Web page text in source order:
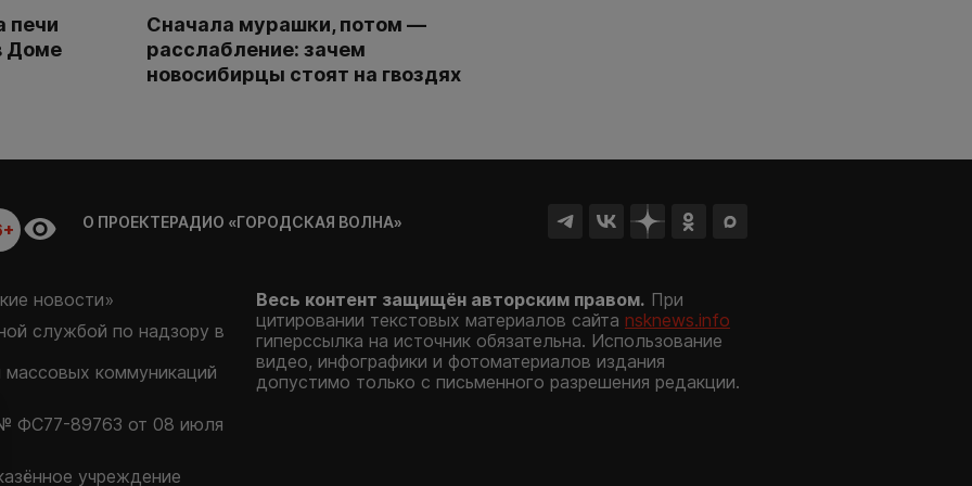
печи
Доме
Сначала мурашки, потом —
расслабление: зачем
новосибирцы стоят на гвоздях
О ПРОЕКТЕРАДИО «ГОРОДСКАЯ ВОЛНА»
новости»
службой по надзору в
коммуникаций
ФС77-89763 от 08 июля
учреждение
Весь контент защищён авторским правом. При
цитировании текстовых материалов сайта nsknews.info
гиперссылка на источник обязательна. Использование
видео, инфографики и фотоматериалов издания
допустимо только с письменного разрешения редакции.